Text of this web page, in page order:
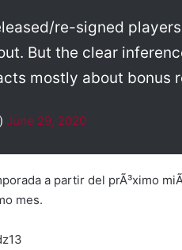
re-signed
But the clear
mostly about bonus
June 29, 2020
a partir del prÃ³ximo
mes.